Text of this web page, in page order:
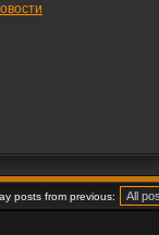
posts from previous: